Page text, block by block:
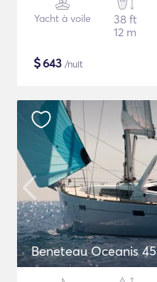
Yacht à voile
38 ft
12 m
$643 /nuit
Beneteau Oceanis 45